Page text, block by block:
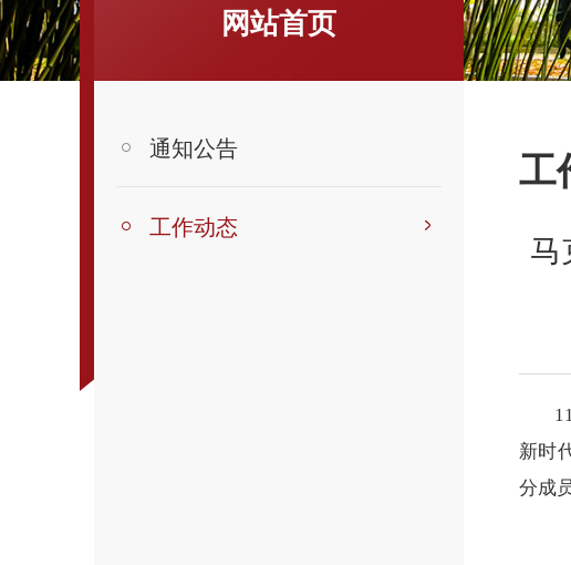
网站首页
通知公告
工作动态
工
马
新时
分成